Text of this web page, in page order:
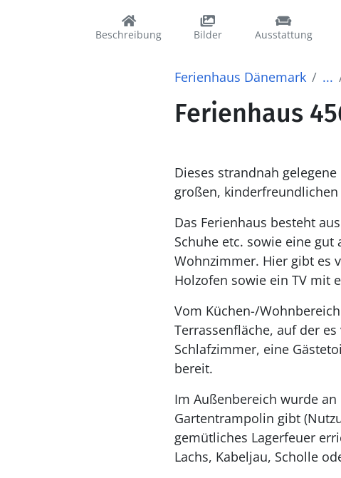
Beschreibung Bilder Ausstattung
Ferienhaus Dänemark ...
Ferienhaus
Dieses strandnah
großen,
Das Ferienhaus besteht
Schuhe etc. sowie eine
Wohnzimmer. Hier gibt es
Holzofen sowie ein TV mit
Vom Küchen-/
Terrassenfläche, auf der
Schlafzimmer, eine
bereit.
Im Außenbereich wurde
Gartentrampolin gibt
gemütliches Lagerfeuer
Lachs, Kabeljau, Scholle